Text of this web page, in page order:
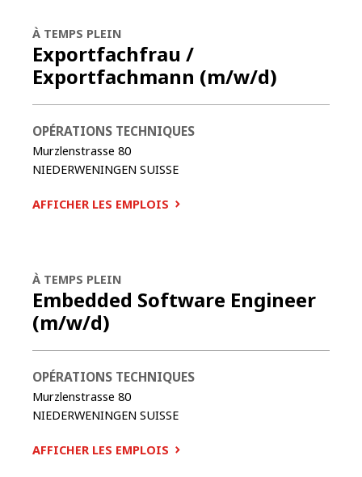
À TEMPS PLEIN
Exportfachfrau /
Exportfachmann (m/w/d)
OPÉRATIONS TECHNIQUES
Murzlenstrasse 80
NIEDERWENINGEN SUISSE
AFFICHER LES EMPLOIS
À TEMPS PLEIN
Embedded Software Engineer
(m/w/d)
OPÉRATIONS TECHNIQUES
Murzlenstrasse 80
NIEDERWENINGEN SUISSE
AFFICHER LES EMPLOIS